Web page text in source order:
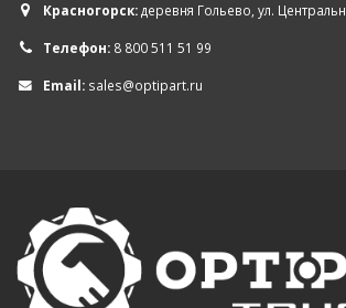
Красногорск:деревня Гольево, ул.
Телефон: 8 800 511 51 99
Email: sales@optipart.ru